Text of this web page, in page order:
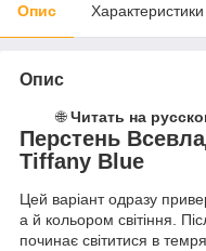
Опис Характеристики
Опис
🌐Читать на
Перстень
Tiffany Blue
Цей варіант одразу
а й кольором світіння.
починає світитися в